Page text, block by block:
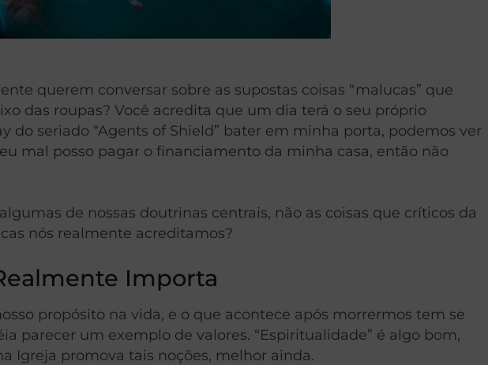
querem conversar sobre as supostas coisas “malucas” que
das roupas? Você acredita que um dia terá o seu próprio
do seriado “Agents of Shield” bater em minha porta, podemos ver
mal posso pagar o financiamento da minha casa, então não
de nossas doutrinas centrais, não as coisas que críticos da
nós realmente acreditamos?
Importa
propósito na vida, e o que acontece após morrermos tem se
parecer um exemplo de valores. “Espiritualidade” é algo bom,
Igreja promova tais noções, melhor ainda.